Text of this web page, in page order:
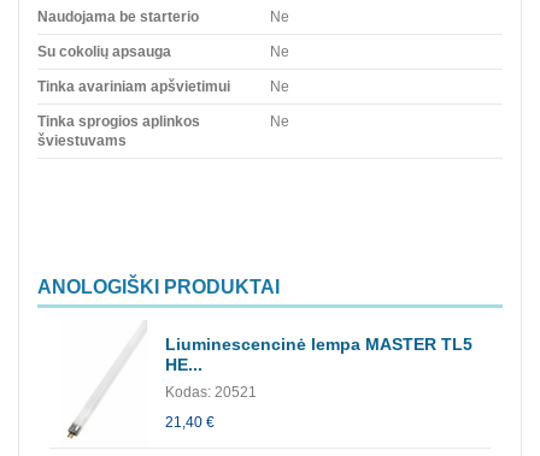
Naudojama be starterio Ne
Su cokolių apsauga Ne
Tinka avariniam apšvietimui Ne
Tinka sprogios aplinkos
šviestuvams
Ne
ANOLOGIŠKI PRODUKTAI
Liuminescencinė lempa MASTER TL5
HE...
Kodas: 20521
21,40 €